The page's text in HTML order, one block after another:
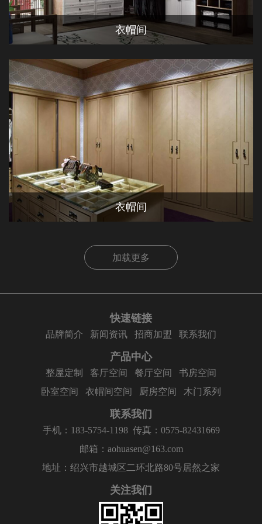
衣帽间
衣帽间
加载更多
快速链接
品牌简介 新闻资讯 招商加盟 联系我们
产品中心
整屋定制 客厅空间 餐厅空间
书房空间
卧室空间
衣帽间空间 厨房空间 木门系列
联系我们
手机：183-5754-1198 传真：0575-82431669
邮箱：aohuasen@163.com
地址：绍兴市越城区二环北路80号居然之家
关注我们